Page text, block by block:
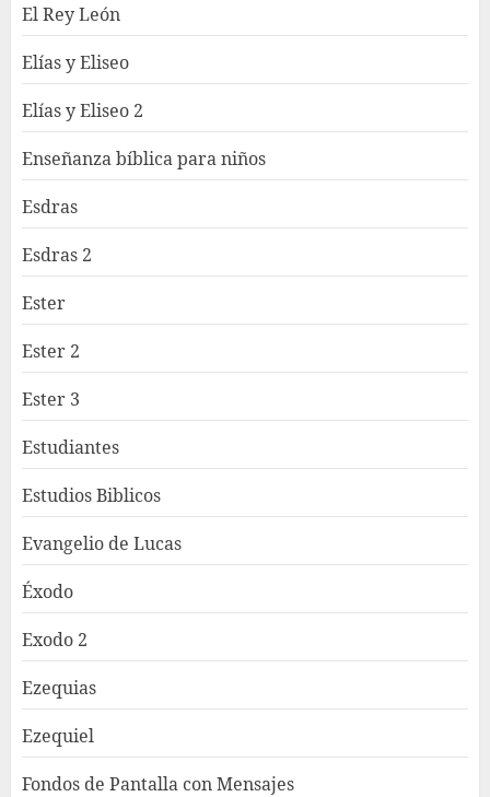
El Rey León
Elías y Eliseo
Elías y Eliseo 2
Enseñanza bíblica para niños
Esdras
Esdras 2
Ester
Ester 2
Ester 3
Estudiantes
Estudios Biblicos
Evangelio de Lucas
Éxodo
Exodo 2
Ezequias
Ezequiel
Fondos de Pantalla con Mensajes